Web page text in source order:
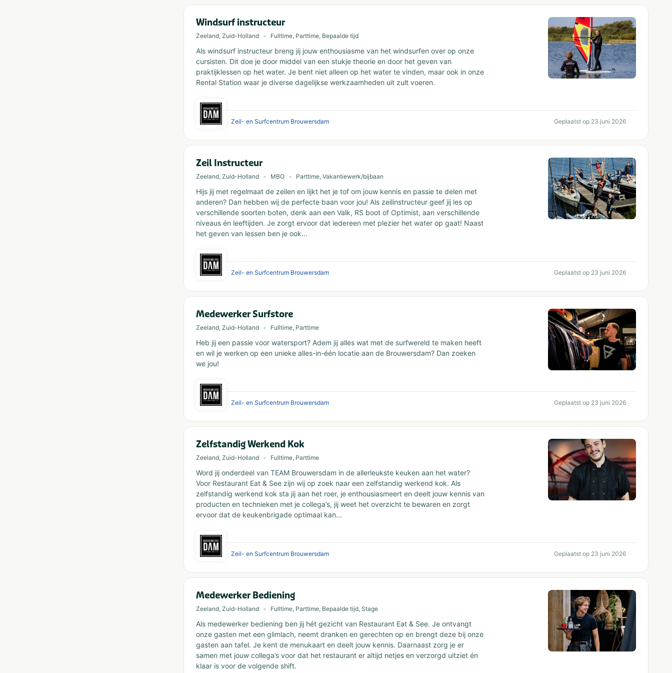
Windsurf instructeur
Zeeland, Zuid-Holland Fulltime, Parttime, Bepaalde tijd
Als windsurf instructeur breng jij jouw enthousiasme van het windsurfen over op onze
cursisten. Dit doe je door middel van een stukje theorie en door het geven van
praktijklessen op het water. Je bent niet alleen op het water te vinden, maar ook in onze
Rental Station waar je diverse dagelijkse werkzaamheden uit zult voeren.
Zeil- en Surfcentrum Brouwersdam Geplaatst op 23 juni 2026
Zeil Instructeur
Zeeland, Zuid-Holland MBO Parttime, Vakantiewerk/bijbaan
Hijs jij met regelmaat de zeilen en lijkt het je tof om jouw kennis en passie te delen met
anderen? Dan hebben wij de perfecte baan voor jou! Als zeilinstructeur geef jij les op
verschillende soorten boten, denk aan een Valk, RS boot of Optimist, aan verschillende
niveaus én leeftijden. Je zorgt ervoor dat iedereen met plezier het water op gaat! Naast
het geven van lessen ben je ook...
Zeil- en Surfcentrum Brouwersdam Geplaatst op 23 juni 2026
Medewerker Surfstore
Zeeland, Zuid-Holland Fulltime, Parttime
Heb jij een passie voor watersport? Adem jij alles wat met de surfwereld te maken heeft
en wil je werken op een unieke alles-in-één locatie aan de Brouwersdam? Dan zoeken
we jou!
Zeil- en Surfcentrum Brouwersdam Geplaatst op 23 juni 2026
Zelfstandig Werkend Kok
Zeeland, Zuid-Holland Fulltime, Parttime
Word jij onderdeel van TEAM Brouwersdam in de allerleukste keuken aan het water?
Voor Restaurant Eat & See zijn wij op zoek naar een zelfstandig werkend kok. Als
zelfstandig werkend kok sta jij aan het roer, je enthousiasmeert en deelt jouw kennis van
producten en technieken met je collega’s, jij weet het overzicht te bewaren en zorgt
ervoor dat de keukenbrigade optimaal kan...
Zeil- en Surfcentrum Brouwersdam Geplaatst op 23 juni 2026
Medewerker Bediening
Zeeland, Zuid-Holland Fulltime, Parttime, Bepaalde tijd, Stage
Als medewerker bediening ben jij hét gezicht van Restaurant Eat & See. Je ontvangt
onze gasten met een glimlach, neemt dranken en gerechten op en brengt deze bij onze
gasten aan tafel. Je kent de menukaart en deelt jouw kennis. Daarnaast zorg je er
samen met jouw collega’s voor dat het restaurant er altijd netjes en verzorgd uitziet én
klaar is voor de volgende shift.